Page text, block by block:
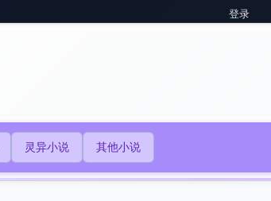
登录
灵异小说 其他小说